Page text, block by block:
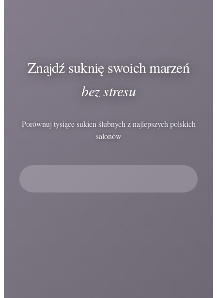
Znajdź suknię swoich marzeń
bez stresu
Porównuj tysiące sukien ślubnych z najlepszych polskich
salonów